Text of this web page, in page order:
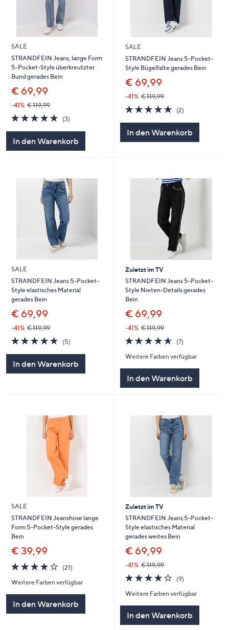
SALE
STRANDFEIN Jeans, lange Form
5-Pocket-Style überkreutzter
Bund gerades Bein
€ 69,99
-41% € 119,99
5.0
von
(3)3
In den Warenkorb
SALE
STRANDFEIN Jeans 5-Pocket-
Style Bügelfalte gerades Bein
€ 69,99
-41% € 119,99
5.0
von
(2)2
In den Warenkorb
SALE
STRANDFEIN Jeans 5-Pocket-
Style elastisches Material
gerades Bein
€ 69,99
-41% € 119,99
4.6
von
(5)5
In den Warenkorb
Zuletzt im TV
STRANDFEIN Jeans 5-Pocket-
Style Nieten-Details gerades
Bein
€ 69,99
-41% € 119,99
4.6
von
5
(7)7
Weitere Farben verfügbar
In den Warenkorb
SALE
STRANDFEIN Jeanshose lange
Form 5-Pocket-Style gerades
Bein
€ 39,99
4.1
von
5
(21)21
Weitere Farben verfügbar
In den Warenkorb
Zuletzt im TV
STRANDFEIN Jeans 5-Pocket-
Style elastisches Material
gerades weites Bein
€ 69,99
-41% € 119,99
4.1
von
5
(9)9
Weitere Farben verfügbar
In den Warenkorb